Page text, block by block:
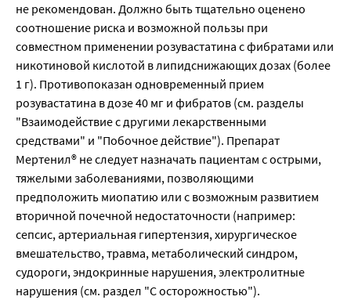
не рекомендован. Должно быть тщательно оценено
соотношение риска и возможной пользы при
совместном применении розувастатина с фибратами или
никотиновой кислотой в липидснижающих дозах (более
1 г). Противопоказан одновременный прием
розувастатина в дозе 40 мг и фибратов (см. разделы
"Взаимодействие с другими лекарственными
средствами" и "Побочное действие"). Препарат
Мертенил® не следует назначать пациентам с острыми,
тяжелыми заболеваниями, позволяющими
предположить миопатию или с возможным развитием
вторичной почечной недостаточности (например:
сепсис, артериальная гипертензия, хирургическое
вмешательство, травма, метаболический синдром,
судороги, эндокринные нарушения, электролитные
нарушения (см. раздел "С осторожностью").